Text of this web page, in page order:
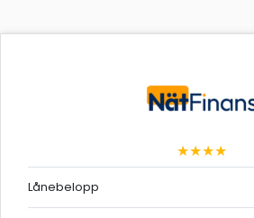
★★★★
Lånebelopp